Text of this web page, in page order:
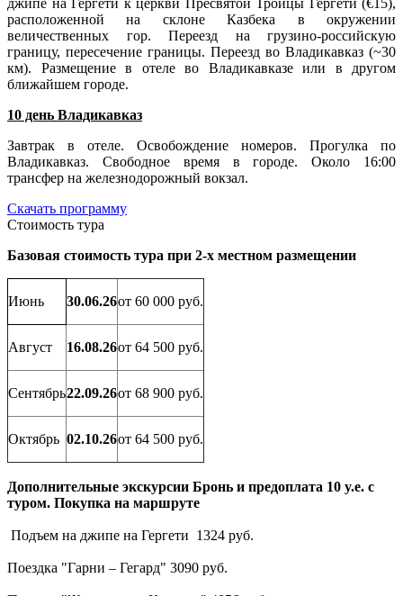
джипе на Гергети к церкви Пресвятой Троицы Гергети (€15),
расположенной на склоне Казбека в окружении
величественных гор. Переезд на грузино-российскую
границу, пересечение границы. Переезд во Владикавказ (~30
км). Размещение в отеле во Владикавказе или в другом
ближайшем городе.
10 день Владикавказ
Завтрак в отеле. Освобождение номеров. Прогулка по
Владикавказ. Свободное время в городе. Около 16:00
трансфер на железнодорожный вокзал.
Скачать программу
Стоимость тура
Базовая стоимость тура при 2-х местном размещении
Июнь 30.06.26от 60 000 руб.
Август 16.08.26от 64 500 руб.
Сентябрь22.09.26от 68 900 руб.
Октябрь 02.10.26от 64 500 руб.
Дополнительные экскурсии Бронь и предоплата 10 y.e. с
туром. Покупка на маршруте
Подъем на джипе на Гергети 1324 руб.
Поездка "Гарни – Гегард" 3090 руб.